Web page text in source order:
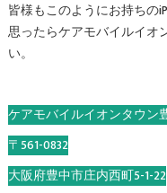
皆様もこのようにお持ちの
思ったらケアモバイルイオ
い。
ケアモバイルイオンタウン
〒561-0832
大阪府豊中市庄内西町5-1-22